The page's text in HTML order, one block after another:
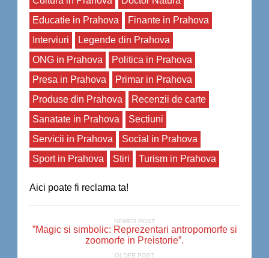
Educatie in Prahova
Finante in Prahova
Interviuri
Legende din Prahova
ONG in Prahova
Politica in Prahova
Presa in Prahova
Primar in Prahova
Produse din Prahova
Recenzii de carte
Sanatate in Prahova
Sectiuni
Servicii in Prahova
Social in Prahova
Sport in Prahova
Stiri Turism in Prahova
Aici poate fi reclama ta!
NEWER POST
”Magic si simbolic: Reprezentari antropomorfe si
zoomorfe in Preistorie”.
OLDER POST